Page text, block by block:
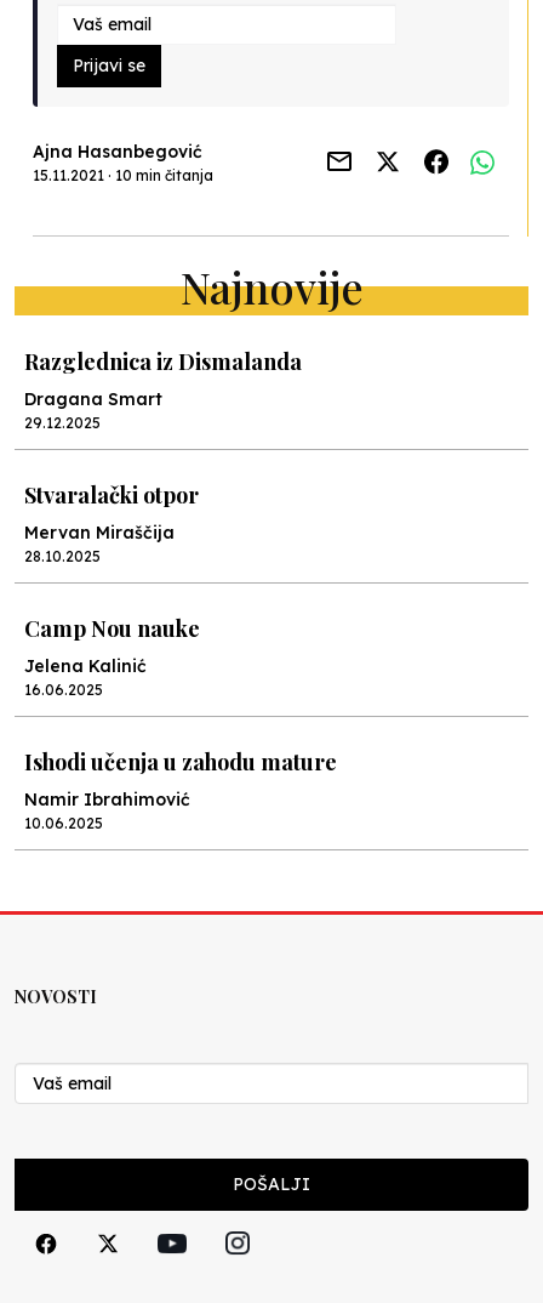
Prijavi se
Ajna Hasanbegović
15.11.2021 · 10 min čitanja
Najnovije
Razglednica iz Dismalanda
Dragana Smart
29.12.2025
Stvaralački otpor
Mervan Miraščija
28.10.2025
Camp Nou nauke
Jelena Kalinić
16.06.2025
Ishodi učenja u zahodu mature
Namir Ibrahimović
10.06.2025
Nenad Veličković
29.10.2024
Cuke i djeca
NOVOSTI
POŠALJI